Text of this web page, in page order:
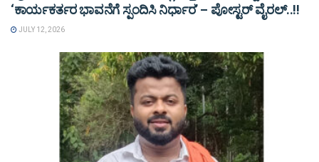
‘ಕಾರ್ಯಕರ್ತರ ಭಾವನೆಗೆ ಸ್ಪಂದಿಸಿ ನಿರ್ಧಾರ’ – ಪೋಸ್ಟರ್ ವೈರಲ್..!!
JULY 12, 2026